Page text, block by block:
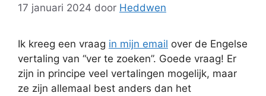
17 januari 2024 door Heddwen
Ik kreeg een vraag in mijn email over de Engelse
vertaling van “ver te zoeken”. Goede vraag! Er
zijn in principe veel vertalingen mogelijk, maar
ze zijn allemaal best anders dan het